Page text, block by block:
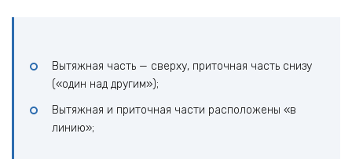
Вытяжная часть — сверху, приточная часть снизу
(«один над другим»);
Вытяжная и приточная части расположены «в
линию»;